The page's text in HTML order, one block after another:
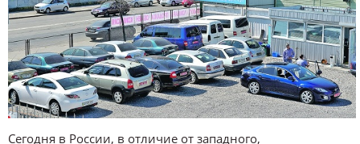
Сегодня в России, в отличие от западного,